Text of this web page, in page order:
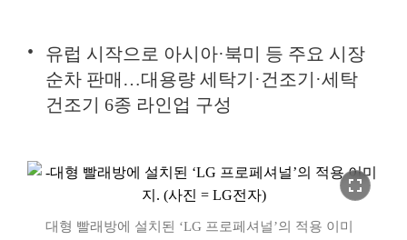
유럽 시작으로 아시아·북미 등 주요 시장
순차 판매…대용량 세탁기·건조기·세탁
건조기 6종 라인업 구성
fullscreen
대형 빨래방에 설치된 ‘LG 프로페셔널’의 적용 이미